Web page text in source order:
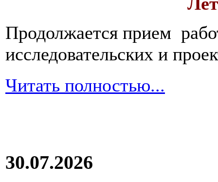
Продолжается прием
исследовательских и
Читать полностью...
30.07.2026